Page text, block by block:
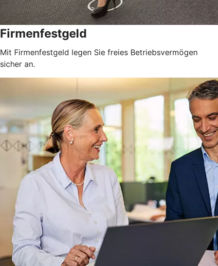
Firmenfestgeld
Mit Firmenfestgeld legen Sie freies Betriebsvermögen
sicher an.